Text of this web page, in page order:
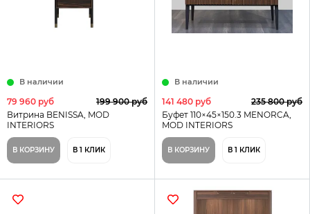
В наличии
79 960 руб
199 900 руб
Витрина BENISSA, MOD
INTERIORS
В КОРЗИНУ В 1 КЛИК
В наличии
141 480 руб
235 800 руб
Буфет 110×45×150.3 MENORCA,
MOD INTERIORS
В КОРЗИНУ В 1 КЛИК